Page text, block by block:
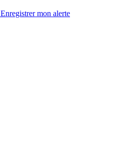
Enregistrermon alerte